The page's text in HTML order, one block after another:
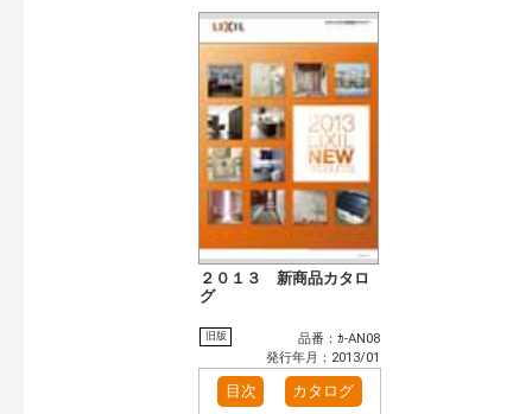
２０１３ 新商品カタロ
グ
旧版
品番：ｶ-AN08
発行年月：2013/01
目次 カタログ